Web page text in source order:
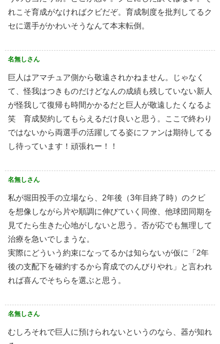
れこそ育成がなければクビだぞ。育成制度を批判してるク
セに選手がかわいそうなんて本末転倒。
名無しさん
巨人はアマチュア側から敬遠されかねません。じゃなく
て、怪我はつきものだけどなんの成績も残していない新人
が怪我して復帰も時間かかるだと巨人が敬遠したくなるよ
笑 育成契約してもらえるだけ良いと思う。ここで終わり
ではないから両選手の活躍してる姿にファンは期待してる
し待っています！頑張れー！！
名無しさん
私が堀田投手の立場なら、2年後（3年目終了時）のクビ
を想像しながら片や順調に伸びていく同僚、他球団同期を
見てたら生きた心地がしないと思う。否が応でも無理して
治療を急いでしまうな。
実際にどういう約束になってるかは知らないが仮に「2年
後の支配下を確約するから育成でのんびりやれ」と言われ
れば喜んでそちらを選ぶと思う。
名無しさん
むしろそれで巨人に預けられないというのなら、器が知れ